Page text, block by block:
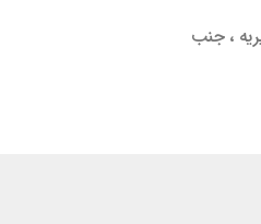
، جنب